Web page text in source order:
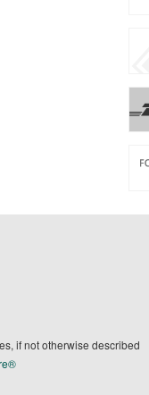
if not otherwise described